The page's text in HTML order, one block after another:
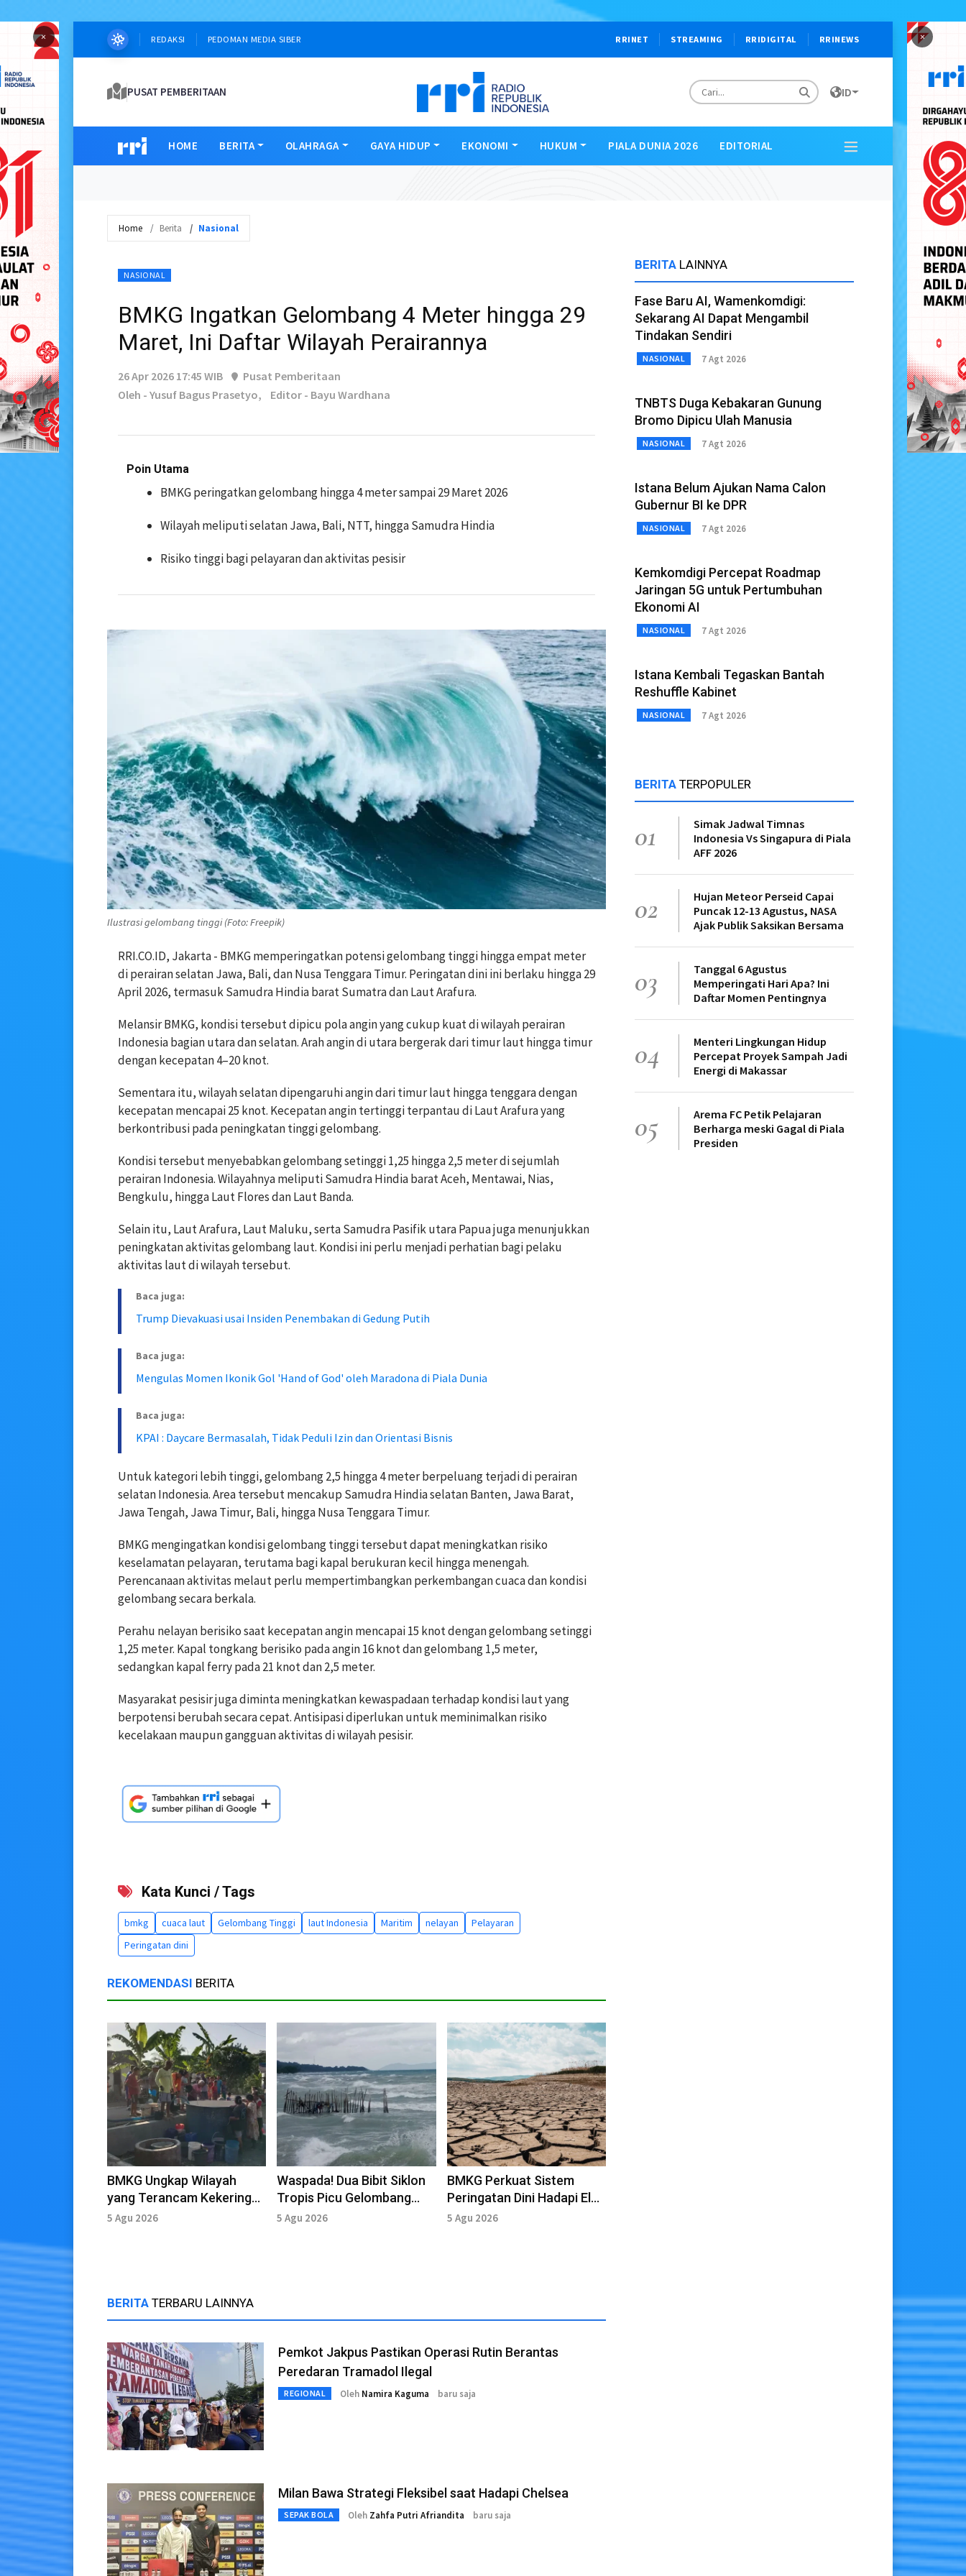
× ×
REDAKSI PEDOMAN MEDIA SIBER RRINET STREAMING RRIDIGITAL RRINEWS
PUSAT PEMBERITAAN ID
HOME BERITA OLAHRAGA GAYA HIDUP EKONOMI HUKUM PIALA DUNIA 2026 EDITORIAL
Home Berita Nasional
NASIONAL
BMKG Ingatkan Gelombang 4 Meter hingga 29
Maret, Ini Daftar Wilayah Perairannya
26 Apr 2026 17:45 WIB
Pusat Pemberitaan
Oleh - Yusuf Bagus Prasetyo,
Editor - Bayu Wardhana
Poin Utama
BMKG peringatkan gelombang hingga 4 meter sampai 29 Maret 2026
Wilayah meliputi selatan Jawa, Bali, NTT, hingga Samudra Hindia
Risiko tinggi bagi pelayaran dan aktivitas pesisir
Ilustrasi gelombang tinggi (Foto: Freepik)
RRI.CO.ID, Jakarta - BMKG memperingatkan potensi gelombang tinggi hingga empat meter
di perairan selatan Jawa, Bali, dan Nusa Tenggara Timur. Peringatan dini ini berlaku hingga 29
April 2026, termasuk Samudra Hindia barat Sumatra dan Laut Arafura.
Melansir BMKG, kondisi tersebut dipicu pola angin yang cukup kuat di wilayah perairan
Indonesia bagian utara dan selatan. Arah angin di utara bergerak dari timur laut hingga timur
dengan kecepatan 4–20 knot.
Sementara itu, wilayah selatan dipengaruhi angin dari timur laut hingga tenggara dengan
kecepatan mencapai 25 knot. Kecepatan angin tertinggi terpantau di Laut Arafura yang
berkontribusi pada peningkatan tinggi gelombang.
Kondisi tersebut menyebabkan gelombang setinggi 1,25 hingga 2,5 meter di sejumlah
perairan Indonesia. Wilayahnya meliputi Samudra Hindia barat Aceh, Mentawai, Nias,
Bengkulu, hingga Laut Flores dan Laut Banda.
Selain itu, Laut Arafura, Laut Maluku, serta Samudra Pasifik utara Papua juga menunjukkan
peningkatan aktivitas gelombang laut. Kondisi ini perlu menjadi perhatian bagi pelaku
aktivitas laut di wilayah tersebut.
Baca juga:
Trump Dievakuasi usai Insiden Penembakan di Gedung Putih
Baca juga:
Mengulas Momen Ikonik Gol 'Hand of God' oleh Maradona di Piala Dunia
Baca juga:
KPAI : Daycare Bermasalah, Tidak Peduli Izin dan Orientasi Bisnis
Untuk kategori lebih tinggi, gelombang 2,5 hingga 4 meter berpeluang terjadi di perairan
selatan Indonesia. Area tersebut mencakup Samudra Hindia selatan Banten, Jawa Barat,
Jawa Tengah, Jawa Timur, Bali, hingga Nusa Tenggara Timur.
BMKG mengingatkan kondisi gelombang tinggi tersebut dapat meningkatkan risiko
keselamatan pelayaran, terutama bagi kapal berukuran kecil hingga menengah.
Perencanaan aktivitas melaut perlu mempertimbangkan perkembangan cuaca dan kondisi
gelombang secara berkala.
Perahu nelayan berisiko saat kecepatan angin mencapai 15 knot dengan gelombang setinggi
1,25 meter. Kapal tongkang berisiko pada angin 16 knot dan gelombang 1,5 meter,
sedangkan kapal ferry pada 21 knot dan 2,5 meter.
Masyarakat pesisir juga diminta meningkatkan kewaspadaan terhadap kondisi laut yang
berpotensi berubah secara cepat. Antisipasi diperlukan untuk meminimalkan risiko
kecelakaan maupun gangguan aktivitas di wilayah pesisir.
Kata Kunci / Tags
bmkg cuaca laut Gelombang Tinggi laut Indonesia Maritim nelayan
Pelayaran
Peringatan dini
REKOMENDASI BERITA
BMKG Ungkap Wilayah
yang Terancam Kekeringan
Parah pada Awal Agustus
5 Agu 2026
Waspada! Dua Bibit Siklon
Tropis Picu Gelombang
Tinggi hingga Empat Meter
5 Agu 2026
BMKG Perkuat Sistem
Peringatan Dini Hadapi El
Nino Kuat 2026
5 Agu 2026
BERITA TERBARU LAINNYA
Pemkot Jakpus Pastikan Operasi Rutin Berantas
Peredaran Tramadol Ilegal
REGIONAL Oleh Namira Kaguma baru saja
Milan Bawa Strategi Fleksibel saat Hadapi Chelsea
SEPAK BOLA Oleh Zahfa Putri Afriandita baru saja
BERITA LAINNYA
Fase Baru AI, Wamenkomdigi:
Sekarang AI Dapat Mengambil
Tindakan Sendiri
NASIONAL 7 Agt 2026
TNBTS Duga Kebakaran Gunung
Bromo Dipicu Ulah Manusia
NASIONAL 7 Agt 2026
Istana Belum Ajukan Nama Calon
Gubernur BI ke DPR
NASIONAL 7 Agt 2026
Kemkomdigi Percepat Roadmap
Jaringan 5G untuk Pertumbuhan
Ekonomi AI
NASIONAL 7 Agt 2026
Istana Kembali Tegaskan Bantah
Reshuffle Kabinet
NASIONAL 7 Agt 2026
BERITA TERPOPULER
01
Simak Jadwal Timnas
Indonesia Vs Singapura di Piala
AFF 2026
02
Hujan Meteor Perseid Capai
Puncak 12-13 Agustus, NASA
Ajak Publik Saksikan Bersama
03
Tanggal 6 Agustus
Memperingati Hari Apa? Ini
Daftar Momen Pentingnya
04
Menteri Lingkungan Hidup
Percepat Proyek Sampah Jadi
Energi di Makassar
05
Arema FC Petik Pelajaran
Berharga meski Gagal di Piala
Presiden